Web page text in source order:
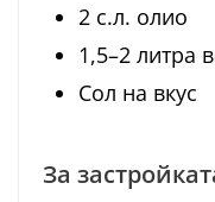
2 с.л. олио
1,5–2 литра
Сол на вкус
За